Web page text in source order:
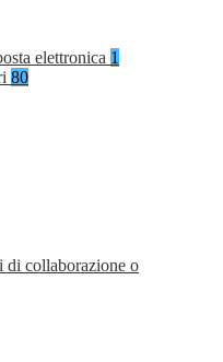
elettronica 1
80
collaborazione o